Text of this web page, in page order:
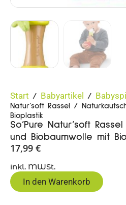
Start / Babyartikel /
Natur’soft Rassel /
Bioplastik
So’Pure Natur’soft
und Biobaumwolle mit
17,99 €
inkl. MWSt.
In den Warenkorb